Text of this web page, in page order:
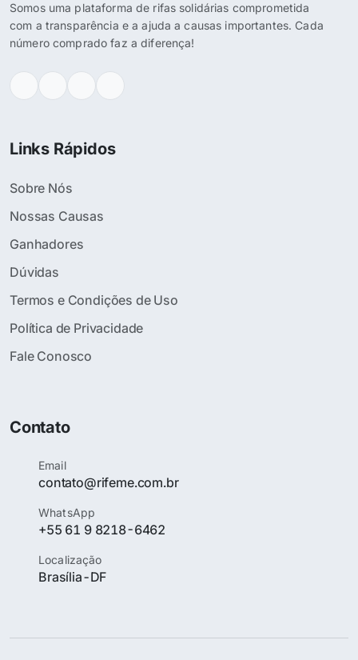
Somos uma plataforma de rifas solidárias comprometida
com a transparência e a ajuda a causas importantes. Cada
número comprado faz a diferença!
Links Rápidos
Sobre Nós
Nossas Causas
Ganhadores
Dúvidas
Termos e Condições de Uso
Política de Privacidade
Fale Conosco
Contato
Email
contato@rifeme.com.br
WhatsApp
+55 61 9 8218-6462
Localização
Brasília-DF